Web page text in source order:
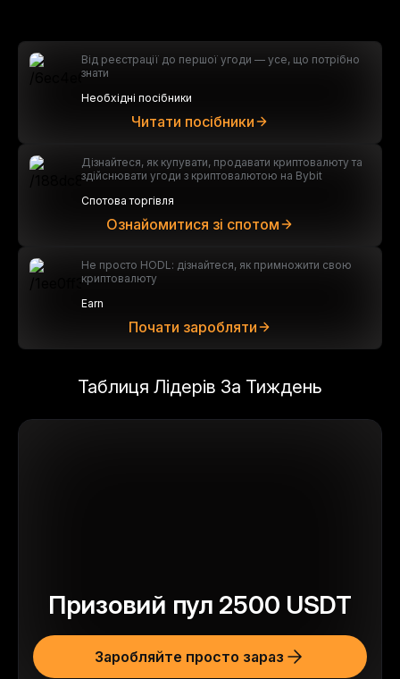
Від реєстрації до першої угоди — усе, що потрібно
знати
Необхідні посібники
Читати посібники
Дізнайтеся, як купувати, продавати криптовалюту та
здійснювати угоди з криптовалютою на Bybit
Спотова торгівля
Ознайомитися зі спотом
Не просто HODL: дізнайтеся, як примножити свою
криптовалюту
Earn
Почати заробляти
Таблиця Лідерів За Тиждень
Призовий пул 2500 USDT
Заробляйте просто зараз